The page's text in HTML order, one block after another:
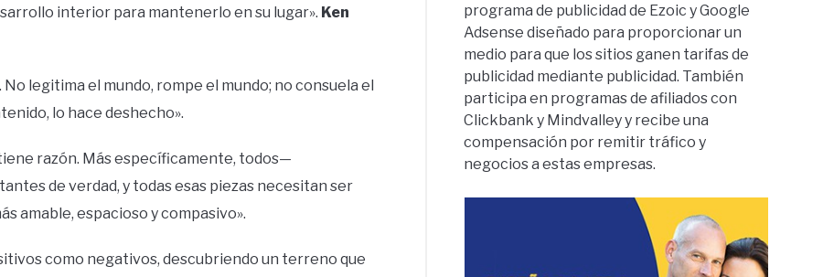
interior para mantenerlo en su lugar». Ken
legitima el mundo, rompe el mundo; no consuela el
lo hace deshecho».
razón. Más específicamente, todos—
de verdad, y todas esas piezas necesitan ser
amable, espacioso y compasivo».
como negativos, descubriendo un terreno que
programa de publicidad de Ezoic y Google
Adsense diseñado para proporcionar un
medio para que los sitios ganen tarifas de
publicidad mediante publicidad. También
participa en programas de afiliados con
Clickbank y Mindvalley y recibe una
compensación por remitir tráfico y
negocios a estas empresas.